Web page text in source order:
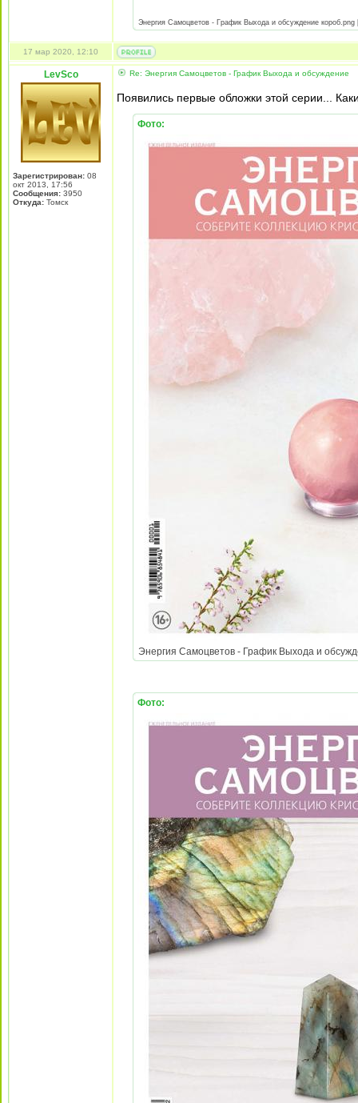
Энергия Самоцветов - График Выхода и обсуждение
17 мар 2020, 12:10
LevSco
Зарегистрирован: 08
окт 2013, 17:56
Сообщения: 3950
Откуда: Томск
Re: Энергия Самоцветов - График Выхода и обсуждение
Появились первые обложки этой серии...
Фото:
Энергия Самоцветов - График Выхода и
Фото: